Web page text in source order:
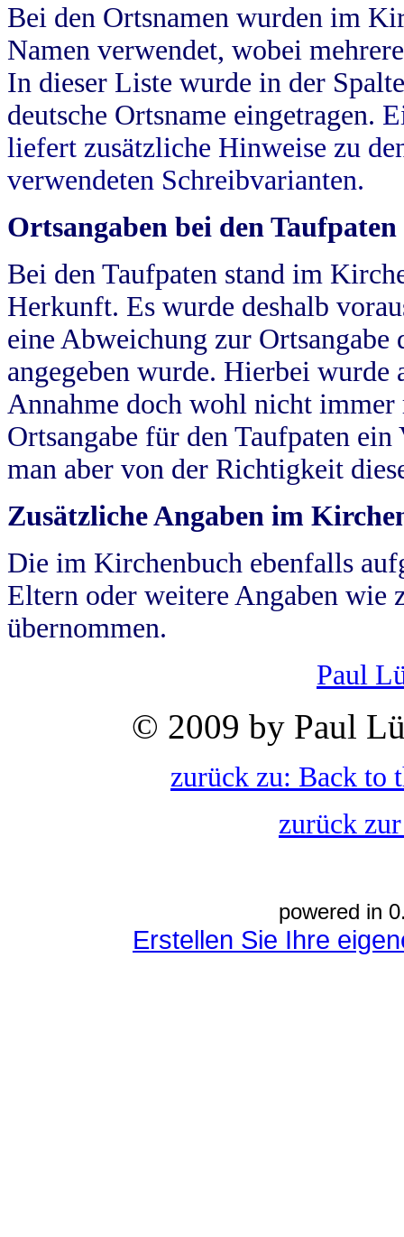
Bei den Ortsnamen wurden im
Namen verwendet, wobei
In dieser Liste wurde in der
deutsche Ortsname eingetragen.
liefert zusätzliche Hinweise zu
verwendeten Schreibvarianten.
Ortsangaben bei den Taufpaten
Bei den Taufpaten stand im
Herkunft. Es wurde deshalb
eine Abweichung zur
angegeben wurde. Hierbei wurde
Annahme doch wohl nicht
Ortsangabe für den Taufpaten
man aber von der Richtigkeit
Zusätzliche Angaben im
Die im Kirchenbuch ebenfalls
Eltern oder weitere Angaben wie
übernommen.
Paul
© 2009 by Paul
zurück zu: Back to
zurück
powered in
Erstellen Sie Ihre